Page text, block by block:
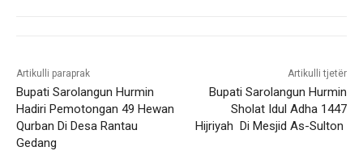
Artikulli paraprak
Bupati Sarolangun Hurmin
Hadiri Pemotongan 49 Hewan
Qurban Di Desa Rantau
Gedang
Artikulli tjetër
Bupati Sarolangun Hurmin
Sholat Idul Adha 1447
Hijriyah Di Mesjid As-Sulton